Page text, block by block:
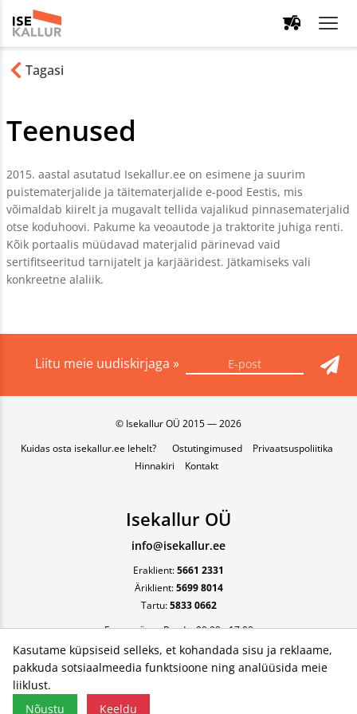
Tagasi
Teenused
2015. aastal asutatud Isekallur.ee on esimene ja suurim
puistematerjalide ja täitematerjalide e-pood Eestis, mis
võimaldab kiirelt ja mugavalt tellida vajalikud pinnasematerjalid
otse koduhoovi. Pakume ka veoautode ja traktorite juhiga renti.
Kõik portaalis müüdavad materjalid pärinevad vaid
sertifitseeritud tarnijatelt ja karjääridest. Jätkamiseks vali
konkreetne alaliik.
Liitu meie uudiskirjaga »
© Isekallur OÜ 2015 — 2026
Kuidas osta isekallur.ee lehelt?
Ostutingimused
Privaatsuspoliitika
Hinnakiri
Kontakt
Isekallur OÜ
info@isekallur.ee
Eraklient:5661 2331
Äriklient:5699 8014
Tartu:5833 0662
Esmaspäev - Reede, 09:00 - 17:00
Kasutame küpsiseid selleks, et kohandada sisu ja reklaame,
pakkuda sotsiaalmeedia funktsioone ning analüüsida meie
liiklust.
Nõustu
Keeldu